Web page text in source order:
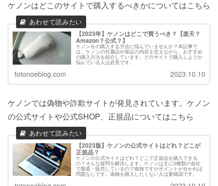
ケノンはどこのサイトで購入するべきかについてはこちら
【2023年】ケノンはどこで買うべき？【楽天？
Amazon？公式？】
ケノンをの購入する方法に悩んでいませんか？本記事で
は、ケノンの付属品や保証の内容を交えながら、おすすめ
の購入方法を紹介しています。どのサイトで購入しようか
悩んでいる人は必見です。
totonoeblog.com 2023.10.10
ケノンでは偽物や詐欺サイトが発見されています。ケノン
の公式サイトや公式SHOP、正規品についてはこちら
【2023版】ケノンの公式サイトはどれ？どこが
正規品？
ケノンの公式サイトはどれ？どこで正規品を購入できる
の？そんな疑問を解決します。ケノンは主に3種類の会社
で製造・販売しているので複雑ですがポイントが分かれば
問題なしです。偽物を購入したくない人は要確認です。